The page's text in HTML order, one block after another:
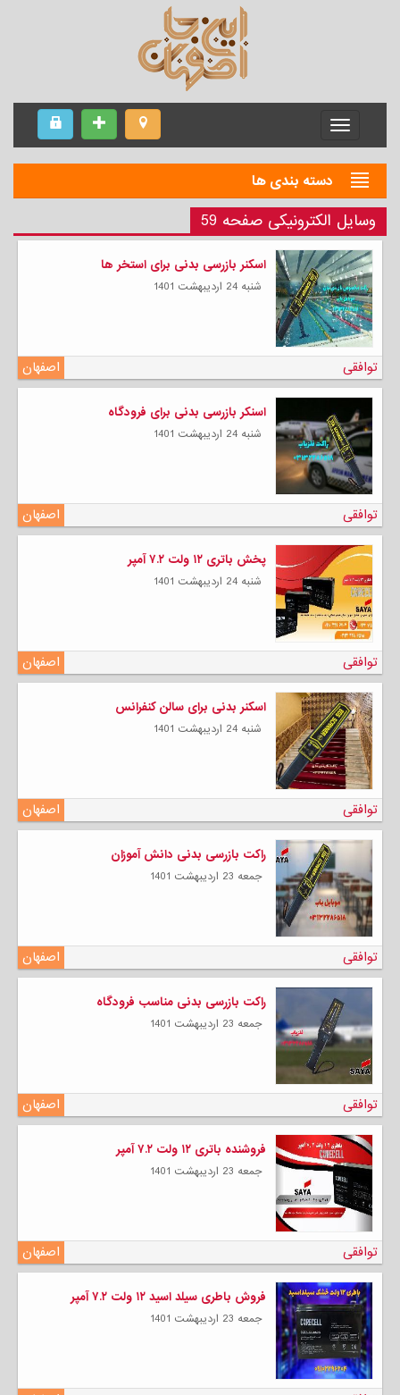
Menu
دسته بندی ها
وسایل الکترونیکی صفحه 59
اسکنر بازرسی بدنی برای استخر ها
شنبه 24 ارديبهشت 1401
اصفهان توافقی
اسنکر بازرسی بدنی برای فرودگاه
شنبه 24 ارديبهشت 1401
اصفهان توافقی
پخش باتری ۱۲ ولت ۷.۲ آمپر
شنبه 24 ارديبهشت 1401
اصفهان توافقی
اسکنر بدنی برای سالن کنفرانس
شنبه 24 ارديبهشت 1401
اصفهان توافقی
راکت بازرسی بدنی دانش آموزان
جمعه 23 ارديبهشت 1401
اصفهان توافقی
راکت بازرسی بدنی مناسب فرودگاه
جمعه 23 ارديبهشت 1401
اصفهان توافقی
فروشنده باتری ۱۲ ولت ۷.۲ آمپر
جمعه 23 ارديبهشت 1401
اصفهان توافقی
فروش باطری سیلد اسید ۱۲ ولت ۷.۲ آمپر
جمعه 23 ارديبهشت 1401